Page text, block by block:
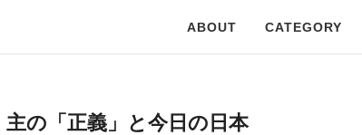
ABOUT CATEGORY
主の「正義」と今日の日本